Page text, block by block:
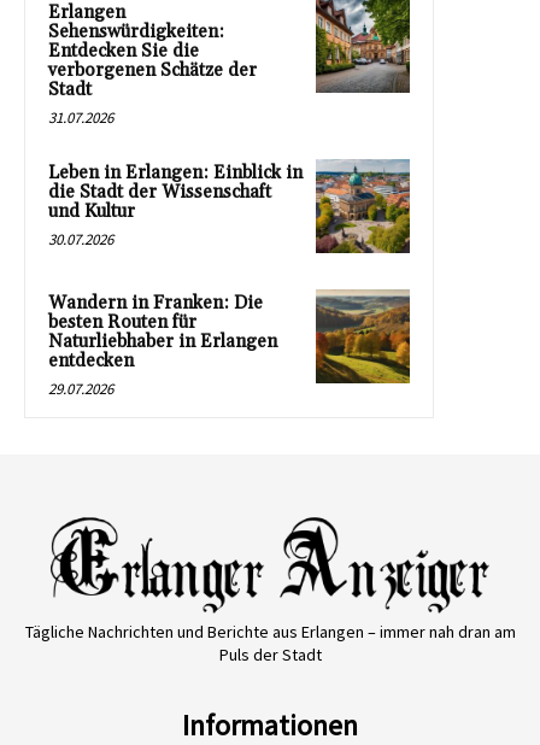
Erlangen
Sehenswürdigkeiten:
Entdecken Sie die
verborgenen Schätze der
Stadt
31.07.2026
Leben in Erlangen: Einblick in
die Stadt der Wissenschaft
und Kultur
30.07.2026
Wandern in Franken: Die
besten Routen für
Naturliebhaber in Erlangen
entdecken
29.07.2026
Tägliche Nachrichten und Berichte aus Erlangen – immer nah dran am
Puls der Stadt
Informationen